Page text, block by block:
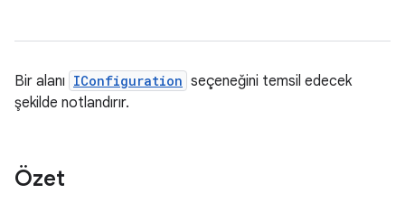
Bir alanı IConfiguration seçeneğini temsil edecek
şekilde notlandırır.
Özet